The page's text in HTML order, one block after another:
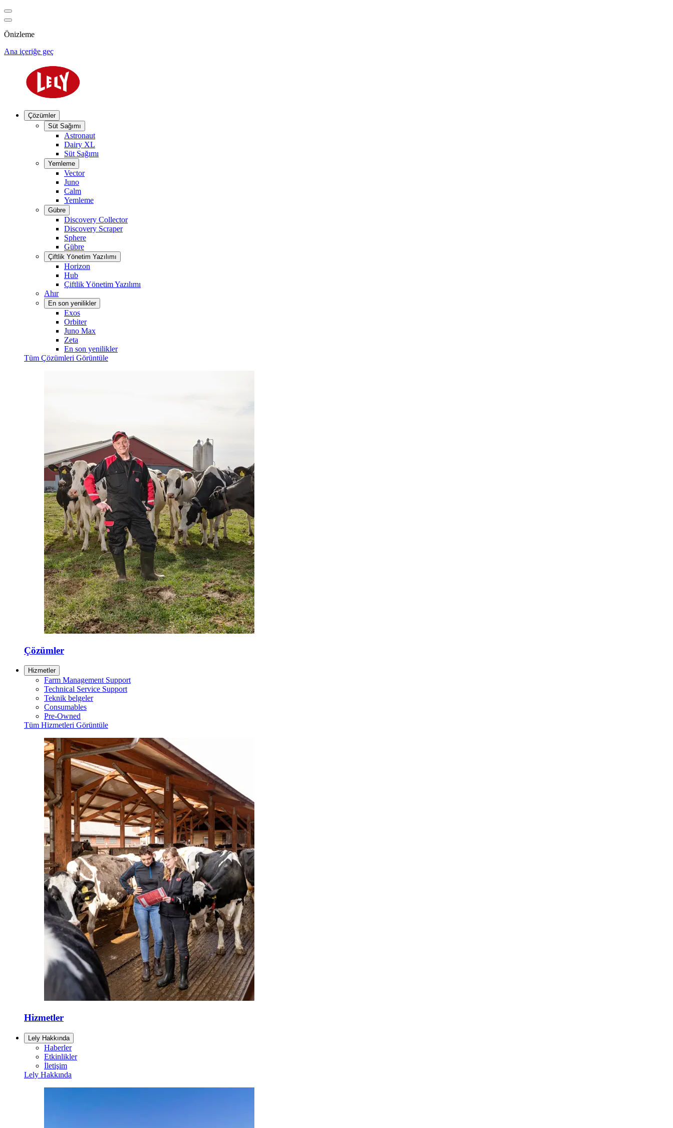
Önizleme
Ana içeriğe geç
Çözümler
Süt Sağımı
Astronaut
Dairy XL
Süt Sağımı
Yemleme
Vector
Juno
Calm
Yemleme
Gübre
Discovery Collector
Discovery Scraper
Sphere
Gübre
Çiftlik Yönetim Yazılımı
Horizon
Hub
Çiftlik Yönetim Yazılımı
Ahır
En son yenilikler
Exos
Orbiter
Juno Max
Zeta
En son yenilikler
Tüm Çözümleri Görüntüle
Çözümler
Hizmetler
Farm Management Support
Technical Service Support
Teknik belgeler
Consumables
Pre-Owned
Tüm Hizmetleri Görüntüle
Hizmetler
Lely Hakkında
Haberler
Etkinlikler
İletişim
Lely Hakkında